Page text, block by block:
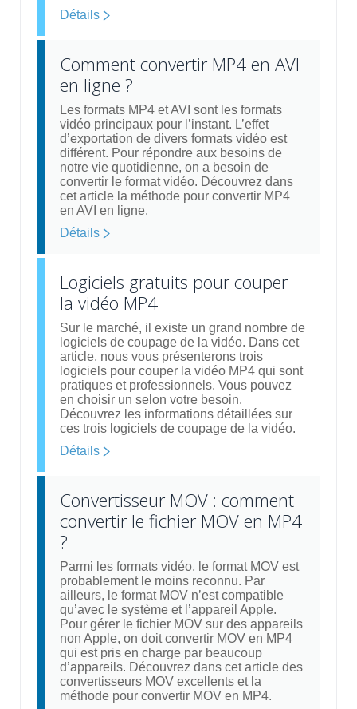
Détails
Comment convertir MP4 en AVI
en ligne ?
Les formats MP4 et AVI sont les formats
vidéo principaux pour l’instant. L’effet
d’exportation de divers formats vidéo est
différent. Pour répondre aux besoins de
notre vie quotidienne, on a besoin de
convertir le format vidéo. Découvrez dans
cet article la méthode pour convertir MP4
en AVI en ligne.
Détails
Logiciels gratuits pour couper
la vidéo MP4
Sur le marché, il existe un grand nombre de
logiciels de coupage de la vidéo. Dans cet
article, nous vous présenterons trois
logiciels pour couper la vidéo MP4 qui sont
pratiques et professionnels. Vous pouvez
en choisir un selon votre besoin.
Découvrez les informations détaillées sur
ces trois logiciels de coupage de la vidéo.
Détails
Convertisseur MOV : comment
convertir le fichier MOV en MP4
?
Parmi les formats vidéo, le format MOV est
probablement le moins reconnu. Par
ailleurs, le format MOV n’est compatible
qu’avec le système et l’appareil Apple.
Pour gérer le fichier MOV sur des appareils
non Apple, on doit convertir MOV en MP4
qui est pris en charge par beaucoup
d’appareils. Découvrez dans cet article des
convertisseurs MOV excellents et la
méthode pour convertir MOV en MP4.